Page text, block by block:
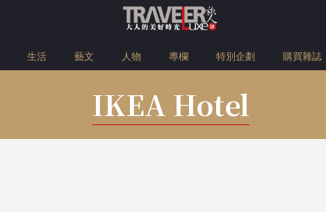
生活 藝文 人物 專欄 特別企劃 購買雜誌
IKEA Hotel